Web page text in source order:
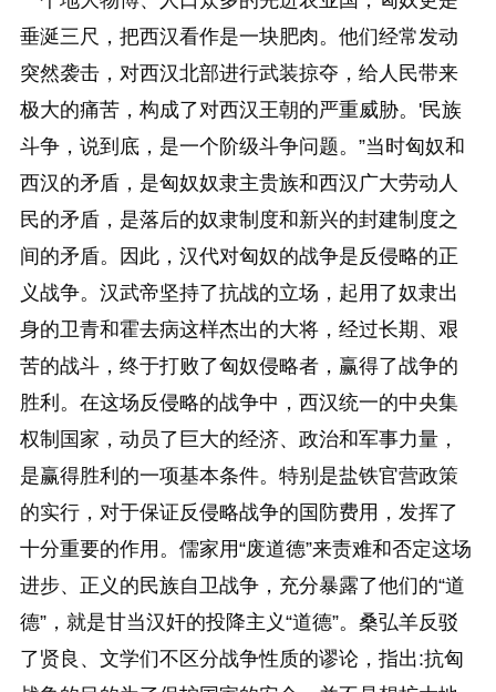
垂涎三尺，把西汉看作是一块肥肉。他们经常发动
突然袭击，对西汉北部进行武装掠夺，给人民带来
极大的痛苦，构成了对西汉王朝的严重威胁。'民族
斗争，说到底，是一个阶级斗争问题。”当时匈奴和
西汉的矛盾，是匈奴奴隶主贵族和西汉广大劳动人
民的矛盾，是落后的奴隶制度和新兴的封建制度之
间的矛盾。因此，汉代对匈奴的战争是反侵略的正
义战争。汉武帝坚持了抗战的立场，起用了奴隶出
身的卫青和霍去病这样杰出的大将，经过长期、艰
苦的战斗，终于打败了匈奴侵略者，赢得了战争的
胜利。在这场反侵略的战争中，西汉统一的中央集
权制国家，动员了巨大的经济、政治和军事力量，
是赢得胜利的一项基本条件。特别是盐铁官营政策
的实行，对于保证反侵略战争的国防费用，发挥了
十分重要的作用。儒家用“废道德”来责难和否定这场
进步、正义的民族自卫战争，充分暴露了他们的“道
德”，就是甘当汉奸的投降主义“道德”。桑弘羊反驳
了贤良、文学们不区分战争性质的谬论，指出:抗匈